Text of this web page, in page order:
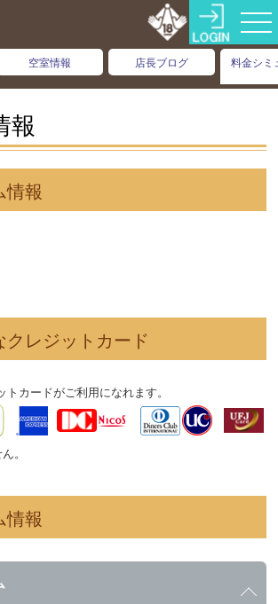
空室情報 店長ブログ
料金シミ
ョ
報
情報
クレジットカード
カードがご利用になれます。
。
情報